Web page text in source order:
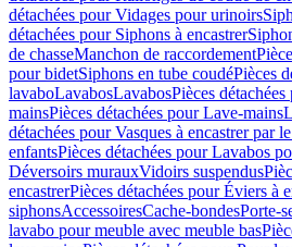
détachées pour Vidages pour urinoirs
détachées pour Siphons à encastrer
de chasseManchon de raccordement
pour bidetSiphons en tube coudéPièces
lavaboLavabosLavabosPièces
mainsPièces détachées pour Lave-mains
détachées pour Vasques à encastrer par
enfantsPièces détachées pour Lavabos
Déversoirs murauxVidoirs suspendus
encastrerPièces détachées pour Éviers à
siphonsAccessoiresCache-bondesPorte-
lavabo pour meuble avec meuble bas